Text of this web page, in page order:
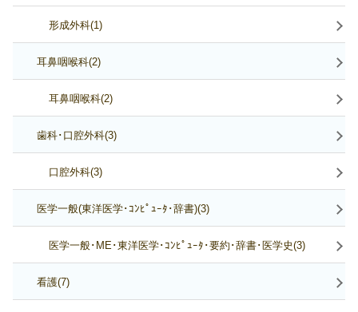
形成外科(1)
耳鼻咽喉科(2)
耳鼻咽喉科(2)
歯科･口腔外科(3)
口腔外科(3)
医学一般(東洋医学･ｺﾝﾋﾟｭｰﾀ･辞書)(3)
医学一般･ME･東洋医学･ｺﾝﾋﾟｭｰﾀ･要約･辞書･医学史(3)
看護(7)